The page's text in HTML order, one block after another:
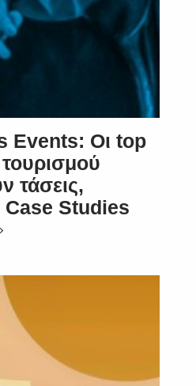
Events: Οι top
τουρισμού
τάσεις,
Case Studies